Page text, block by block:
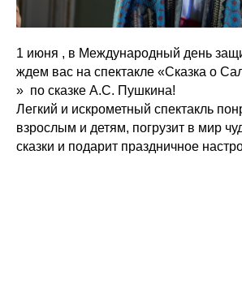
1 июня , в Международный день
ждем вас на спектакле «Сказка о
» по сказке А.С. Пушкина!
Легкий и искрометный спектакль
взрослым и детям, погрузит в мир
сказки и подарит праздничное